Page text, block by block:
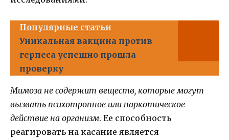
Популярные статьи
Уникальная вакцина против
герпеса успешно прошла
проверку
Мимоза не содержит веществ, которые могут
вызвать психотропное или наркотическое
действие на организм. Ее способность
реагировать на касание является